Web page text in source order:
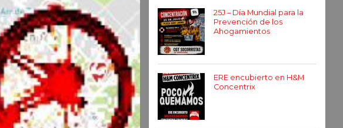
25J – Día Mundial para la
Prevención de los
Ahogamientos
ERE encubierto en H&M
Concentrix